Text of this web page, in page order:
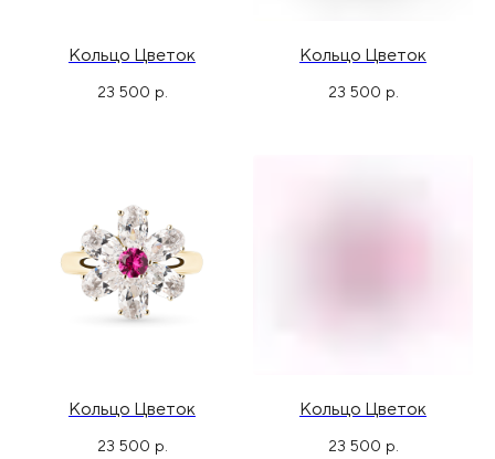
Кольцо Цветок
23 500 р.
Кольцо Цветок
23 500 р.
Кольцо Цветок
23 500 р.
Кольцо Цветок
23 500 р.